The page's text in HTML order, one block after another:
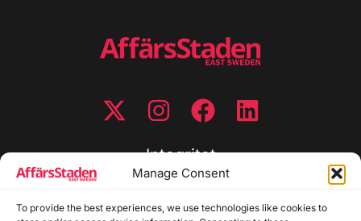
Manage Consent
To provide the best experiences, we use technologies like cookies to
Integritet
Cookiepolicy